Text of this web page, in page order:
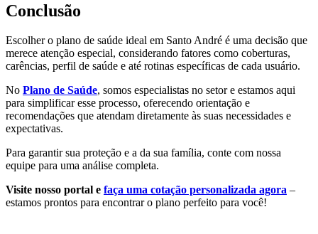
Conclusão
Escolher o plano de saúde ideal em Santo André é uma decisão que
merece atenção especial, considerando fatores como coberturas,
carências, perfil de saúde e até rotinas específicas de cada usuário.
No Plano de Saúde, somos especialistas no setor e estamos aqui
para simplificar esse processo, oferecendo orientação e
recomendações que atendam diretamente às suas necessidades e
expectativas.
Para garantir sua proteção e a da sua família, conte com nossa
equipe para uma análise completa.
Visite nosso portal e faça uma cotação personalizada agora –
estamos prontos para encontrar o plano perfeito para você!